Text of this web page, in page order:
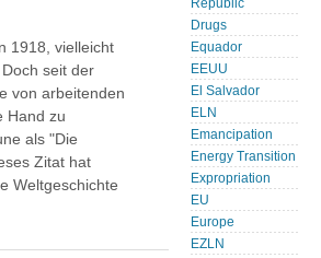
1918, vielleicht
seit der
von arbeitenden
Hand zu
als "Die
Zitat hat
Weltgeschichte
Republic
Drugs
Equador
EEUU
El Salvador
ELN
Emancipation
Energy Transition
Expropriation
EU
Europe
EZLN